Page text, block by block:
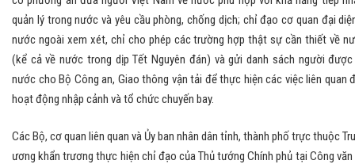
quản lý trong nước và yêu cầu phòng, chống dịch; chỉ đạo cơ quan đại
nước ngoài xem xét, chỉ cho phép các trường hợp thật sự cần thiết về
(kể cả về nước trong dịp Tết Nguyên đán) và gửi danh sách người được
nước cho Bộ Công an, Giao thông vận tải để thực hiện các việc liên quan
hoạt động nhập cảnh và tổ chức chuyến bay.
Các Bộ, cơ quan liên quan và Ủy ban nhân dân tỉnh, thành phố trực thuộc
ương khẩn trương thực hiện chỉ đạo của Thủ tướng Chính phủ tại Công